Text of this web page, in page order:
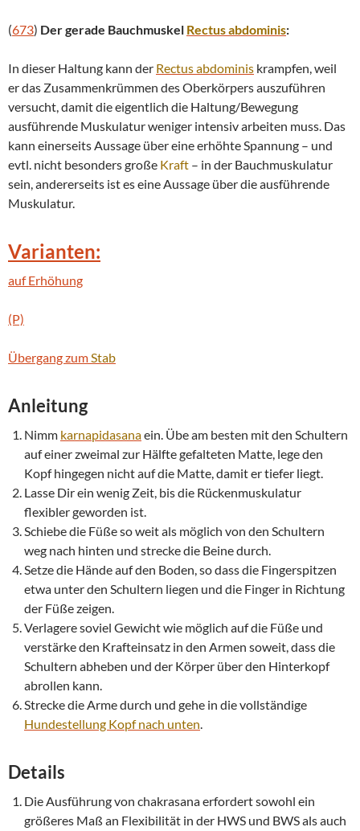
(673) Der gerade Bauchmuskel Rectus abdominis:
In dieser Haltung kann der Rectus abdominis krampfen, weil
er das Zusammenkrümmen des Oberkörpers auszuführen
versucht, damit die eigentlich die Haltung/Bewegung
ausführende Muskulatur weniger intensiv arbeiten muss. Das
kann einerseits Aussage über eine erhöhte Spannung – und
evtl. nicht besonders große Kraft – in der Bauchmuskulatur
sein, andererseits ist es eine Aussage über die ausführende
Muskulatur.
Varianten:
auf Erhöhung
(P)
Übergang zumStab
Anleitung
Nimm karnapidasanaein. Übe am besten mit den Schultern
auf einer zweimal zur Hälfte gefalteten Matte, lege den
Kopf hingegen nicht auf die Matte, damit er tiefer liegt.
Lasse Dir ein wenig Zeit, bis die Rückenmuskulatur
flexibler geworden ist.
Schiebe die Füße so weit als möglich von den Schultern
weg nach hinten und strecke die Beine durch.
Setze die Hände auf den Boden, so dass die Fingerspitzen
etwa unter den Schultern liegen und die Finger in Richtung
der Füße zeigen.
Verlagere soviel Gewicht wie möglich auf die Füße und
verstärke den Krafteinsatz in den Armen soweit, dass die
Schultern abheben und der Körper über den Hinterkopf
abrollen kann.
Strecke die Arme durch und gehe in die vollständige
Hundestellung Kopf nach unten.
Details
Die Ausführung von chakrasana erfordert sowohl ein
größeres Maß an Flexibilität in der HWS und BWS als auch